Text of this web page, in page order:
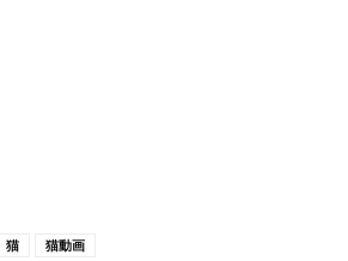
猫 猫動画